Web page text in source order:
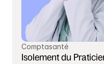
Comptasanté
Isolement du